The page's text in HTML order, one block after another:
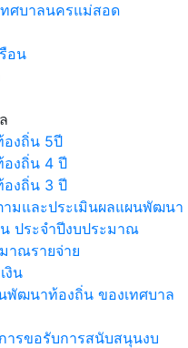
ศบาลนครแม่สอด
อน
งถิ่น 5ปี
งถิ่น 4 ปี
งถิ่น 3 ปี
ามและประเมินผลแผนพัฒนา
ประจำปีงบประมาณ
าณรายจ่าย
งิน
พัฒนาท้องถิ่น ของเทศบาล
ารขอรับการสนับสนุนงบ